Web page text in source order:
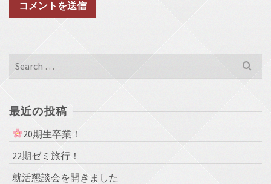
Search
最近の投稿
20期生卒業！
22期ゼミ旅行！
就活懇談会を開きました